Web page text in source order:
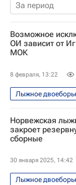
За период
Возможное
ОИ зависит от
МОК
8 февраля, 13:22
Лыжное
Международный
Зимние
Норвежская
закроет
сборные
30 января 2025, 14:42
Лыжное